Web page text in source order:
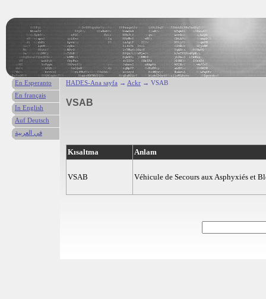
HADES-Ana sayfa → Ackr → VSAB
VSAB
Kısaltma Anlam
VSAB Véhicule de Secours aux Asphyxiés et
En Esperanto
En français
In English
Auf Deutsch
في العربية